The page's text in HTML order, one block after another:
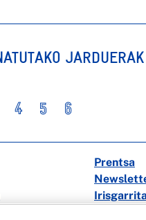
JARDUERAK
4 5 6
Prentsa